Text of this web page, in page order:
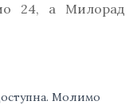
24, а Милорад
Молимо